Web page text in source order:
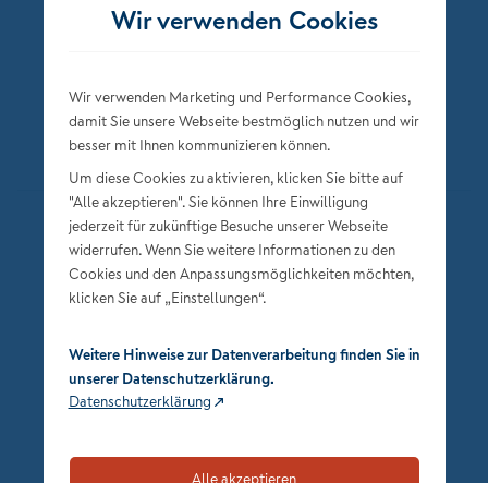
Datenschutz
Impressum
Privatsphäre-Einstellungen
Wir verwenden Cookies
Wir verwenden Marketing und Performance Cookies,
damit Sie unsere Webseite bestmöglich nutzen und wir
besser mit Ihnen kommunizieren können.
Um diese Cookies zu aktivieren, klicken Sie bitte auf
"Alle akzeptieren". Sie können Ihre Einwilligung
jederzeit für zukünftige Besuche unserer Webseite
widerrufen. Wenn Sie weitere Informationen zu den
Cookies und den Anpassungsmöglichkeiten möchten,
klicken Sie auf „Einstellungen“.
Weitere Hinweise zur Datenverarbeitung finden Sie in
unserer Datenschutzerklärung.
Datenschutzerklärung
Alle akzeptieren